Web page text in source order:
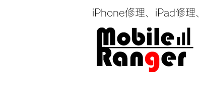
iPhone修理、iPad修理